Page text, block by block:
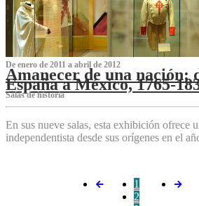
De enero de 2011 a abril de 2012
Amanecer de una nación:
España a México, 1765-
Salas de historia
En sus nueve salas, esta exhibición ofrece
independentista desde sus orígenes en el
1
2